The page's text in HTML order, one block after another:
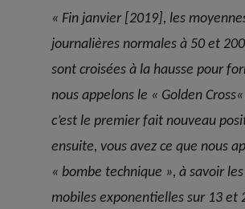
« Fin janvier [2019], les
journalières normales à 50 et
sont croisées à la hausse pour
nous appelons le « Golden Cross
c’est le premier fait nouveau
ensuite, vous avez ce que nous
« bombe technique », à savoir
mobiles exponentielles sur 13 et